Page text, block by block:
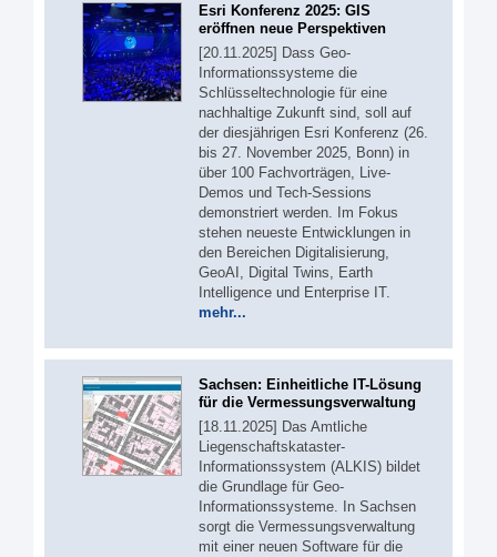
Esri Konferenz 2025: GIS
eröffnen neue Perspektiven
[20.11.2025] Dass Geo-
Informationssysteme die
Schlüsseltechnologie für eine
nachhaltige Zukunft sind, soll auf
der diesjährigen Esri Konferenz (26.
bis 27. November 2025, Bonn) in
über 100 Fachvorträgen, Live-
Demos und Tech-Sessions
demonstriert werden. Im Fokus
stehen neueste Entwicklungen in
den Bereichen Digitalisierung,
GeoAI, Digital Twins, Earth
Intelligence und Enterprise IT.
mehr...
Sachsen: Einheitliche IT-Lösung
für die Vermessungsverwaltung
[18.11.2025] Das Amtliche
Liegenschaftskataster-
Informationssystem (ALKIS) bildet
die Grundlage für Geo-
Informationssysteme. In Sachsen
sorgt die Vermessungsverwaltung
mit einer neuen Software für die